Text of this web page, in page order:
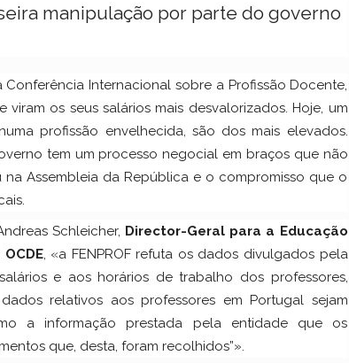
manipulação por parte do governo
Internacional sobre a Profissão Docente,
os seus salários mais desvalorizados. Hoje, um
profissão envelhecida, são dos mais elevados.
tem um processo negocial em braços que não
Assembleia da República e o compromisso que o
Schleicher, Director-Geral para a Educação
, «a FENPROF refuta os dados divulgados pela
e aos horários de trabalho dos professores,
relativos aos professores em Portugal sejam
a informação prestada pela entidade que os
que, desta, foram recolhidos”».